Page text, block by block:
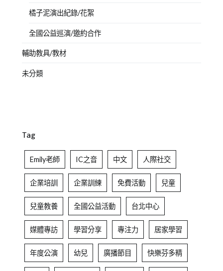
橘子泥演出紀錄/花絮
全國公益巡演/邀約合作
輔助教具/教材
未分類
Tag
Emily老師 IC之音 中文 人際社交
企業培訓 企業訓練 免費活動 兒童
兒童教養 全國公益活動 台北中心
媒體專訪 學習分享 專注力 居家學習
年度公演 幼兒 廣播節目 快樂芬多精